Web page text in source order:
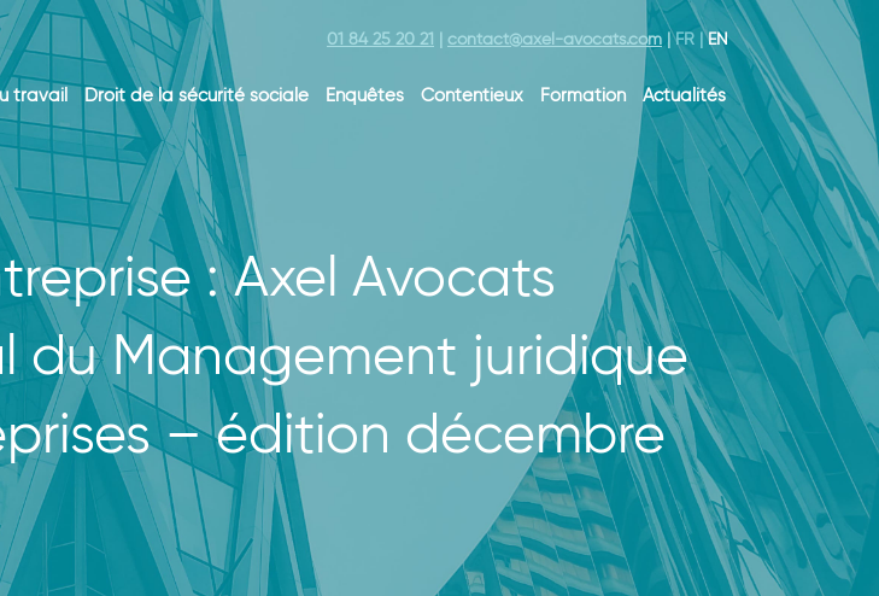
01 84 25 20 21 contact@axel-avocats.com FR EN
travail Droit de la sécurité sociale Enquêtes Contentieux Formation Actualités
: Axel Avocats
du Management juridique
– édition décembre